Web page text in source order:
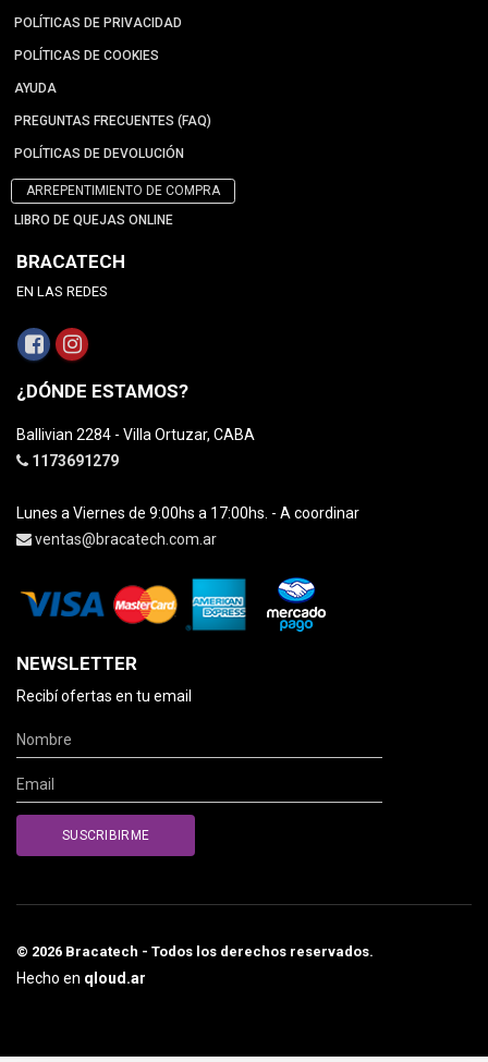
POLÍTICAS DE PRIVACIDAD
POLÍTICAS DE COOKIES
AYUDA
PREGUNTAS FRECUENTES (FAQ)
POLÍTICAS DE DEVOLUCIÓN
ARREPENTIMIENTO DE COMPRA
LIBRO DE QUEJAS ONLINE
BRACATECH
EN LAS REDES
¿DÓNDE ESTAMOS?
Ballivian 2284 - Villa Ortuzar, CABA
1173691279
Lunes a Viernes de 9:00hs a 17:00hs. - A coordinar
ventas@bracatech.com.ar
NEWSLETTER
Recibí ofertas en tu email
© 2026 Bracatech - Todos los derechos reservados.
Hecho en qloud.ar